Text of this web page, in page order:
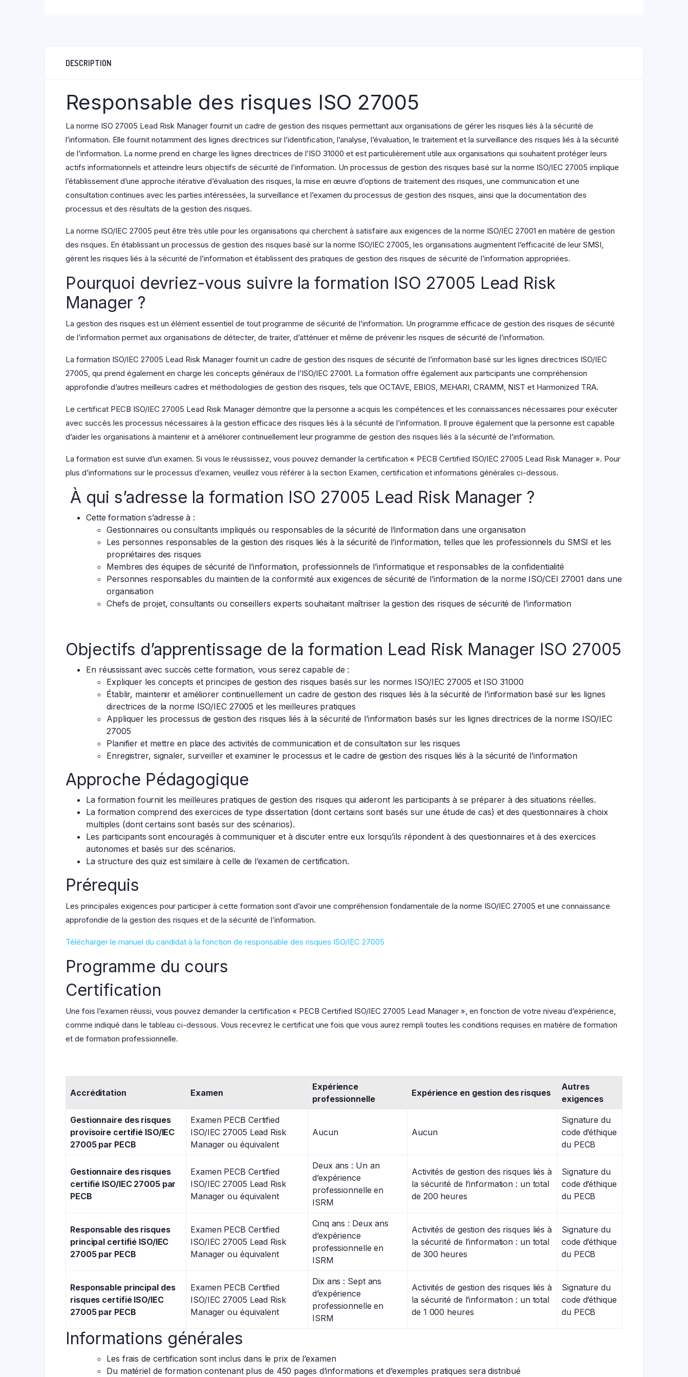
DESCRIPTION
Responsable des risques ISO 27005
La norme ISO 27005 Lead Risk Manager fournit un cadre de gestion des risques permettant aux organisations de gérer les risques liés à la sécurité de
l’information. Elle fournit notamment des lignes directrices sur l’identification, l’analyse, l’évaluation, le traitement et la surveillance des risques liés à la sécurité
de l’information. La norme prend en charge les lignes directrices de l’ISO 31000 et est particulièrement utile aux organisations qui souhaitent protéger leurs
actifs informationnels et atteindre leurs objectifs de sécurité de l’information. Un processus de gestion des risques basé sur la norme ISO/IEC 27005 implique
l’établissement d’une approche itérative d’évaluation des risques, la mise en œuvre d’options de traitement des risques, une communication et une
consultation continues avec les parties intéressées, la surveillance et l’examen du processus de gestion des risques, ainsi que la documentation des
processus et des résultats de la gestion des risques.
La norme ISO/IEC 27005 peut être très utile pour les organisations qui cherchent à satisfaire aux exigences de la norme ISO/IEC 27001 en matière de gestion
des risques. En établissant un processus de gestion des risques basé sur la norme ISO/IEC 27005, les organisations augmentent l’efficacité de leur SMSI,
gèrent les risques liés à la sécurité de l’information et établissent des pratiques de gestion des risques de sécurité de l’information appropriées.
Pourquoi devriez-vous suivre la formation ISO 27005 Lead Risk
Manager ?
La gestion des risques est un élément essentiel de tout programme de sécurité de l’information. Un programme efficace de gestion des risques de sécurité
de l’information permet aux organisations de détecter, de traiter, d’atténuer et même de prévenir les risques de sécurité de l’information.
La formation ISO/IEC 27005 Lead Risk Manager fournit un cadre de gestion des risques de sécurité de l’information basé sur les lignes directrices ISO/IEC
27005, qui prend également en charge les concepts généraux de l’ISO/IEC 27001. La formation offre également aux participants une compréhension
approfondie d’autres meilleurs cadres et méthodologies de gestion des risques, tels que OCTAVE, EBIOS, MEHARI, CRAMM, NIST et Harmonized TRA.
Le certificat PECB ISO/IEC 27005 Lead Risk Manager démontre que la personne a acquis les compétences et les connaissances nécessaires pour exécuter
avec succès les processus nécessaires à la gestion efficace des risques liés à la sécurité de l’information. Il prouve également que la personne est capable
d’aider les organisations à maintenir et à améliorer continuellement leur programme de gestion des risques liés à la sécurité de l’information.
La formation est suivie d’un examen. Si vous le réussissez, vous pouvez demander la certification « PECB Certified ISO/IEC 27005 Lead Risk Manager ». Pour
plus d’informations sur le processus d’examen, veuillez vous référer à la section Examen, certification et informations générales ci-dessous.
À qui s’adresse la formation ISO 27005 Lead Risk Manager ?
Cette formation s’adresse à :
Gestionnaires ou consultants impliqués ou responsables de la sécurité de l’information dans une organisation
Les personnes responsables de la gestion des risques liés à la sécurité de l’information, telles que les professionnels du SMSI et les
propriétaires des risques
Membres des équipes de sécurité de l’information, professionnels de l’informatique et responsables de la confidentialité
Personnes responsables du maintien de la conformité aux exigences de sécurité de l’information de la norme ISO/CEI 27001 dans une
organisation
Chefs de projet, consultants ou conseillers experts souhaitant maîtriser la gestion des risques de sécurité de l’information
Objectifs d’apprentissage de la formation Lead Risk Manager ISO 27005
En réussissant avec succès cette formation, vous serez capable de :
Expliquer les concepts et principes de gestion des risques basés sur les normes ISO/IEC 27005 et ISO 31000
Établir, maintenir et améliorer continuellement un cadre de gestion des risques liés à la sécurité de l’information basé sur les lignes
directrices de la norme ISO/IEC 27005 et les meilleures pratiques
Appliquer les processus de gestion des risques liés à la sécurité de l’information basés sur les lignes directrices de la norme ISO/IEC
27005
Planifier et mettre en place des activités de communication et de consultation sur les risques
Enregistrer, signaler, surveiller et examiner le processus et le cadre de gestion des risques liés à la sécurité de l’information
Approche Pédagogique
La formation fournit les meilleures pratiques de gestion des risques qui aideront les participants à se préparer à des situations réelles.
La formation comprend des exercices de type dissertation (dont certains sont basés sur une étude de cas) et des questionnaires à choix
multiples (dont certains sont basés sur des scénarios).
Les participants sont encouragés à communiquer et à discuter entre eux lorsqu’ils répondent à des questionnaires et à des exercices
autonomes et basés sur des scénarios.
La structure des quiz est similaire à celle de l’examen de certification.
Prérequis
Les principales exigences pour participer à cette formation sont d’avoir une compréhension fondamentale de la norme ISO/IEC 27005 et une connaissance
approfondie de la gestion des risques et de la sécurité de l’information.
Télécharger le manuel du candidat à la fonction de responsable des risques ISO/IEC 27005
Programme du cours
Certification
Une fois l’examen réussi, vous pouvez demander la certification « PECB Certified ISO/IEC 27005 Lead Manager », en fonction de votre niveau d’expérience,
comme indiqué dans le tableau ci-dessous. Vous recevrez le certificat une fois que vous aurez rempli toutes les conditions requises en matière de formation
et de formation professionnelle.
Accréditation Examen
Expérience
professionnelle
Expérience en gestion des risques
Autres
exigences
Gestionnaire des risques
provisoire certifié ISO/IEC
27005 par PECB
Examen PECB Certified
ISO/IEC 27005 Lead Risk
Manager ou équivalent
Aucun Aucun
Signature du
code d’éthique
du PECB
Gestionnaire des risques
certifié ISO/IEC 27005 par
PECB
Examen PECB Certified
ISO/IEC 27005 Lead Risk
Manager ou équivalent
Deux ans : Un an
d’expérience
professionnelle en
ISRM
Activités de gestion des risques liés à
la sécurité de l’information : un total
de 200 heures
Signature du
code d’éthique
du PECB
Responsable des risques
principal certifié ISO/IEC
27005 par PECB
Examen PECB Certified
ISO/IEC 27005 Lead Risk
Manager ou équivalent
Cinq ans : Deux ans
d’expérience
professionnelle en
ISRM
Activités de gestion des risques liés à
la sécurité de l’information : un total
de 300 heures
Signature du
code d’éthique
du PECB
Responsable principal des
risques certifié ISO/IEC
27005 par PECB
Examen PECB Certified
ISO/IEC 27005 Lead Risk
Manager ou équivalent
Dix ans : Sept ans
d’expérience
professionnelle en
ISRM
Activités de gestion des risques liés à
la sécurité de l’information : un total
de 1 000 heures
Signature du
code d’éthique
du PECB
Informations générales
Les frais de certification sont inclus dans le prix de l’examen
Du matériel de formation contenant plus de 450 pages d’informations et d’exemples pratiques sera distribué